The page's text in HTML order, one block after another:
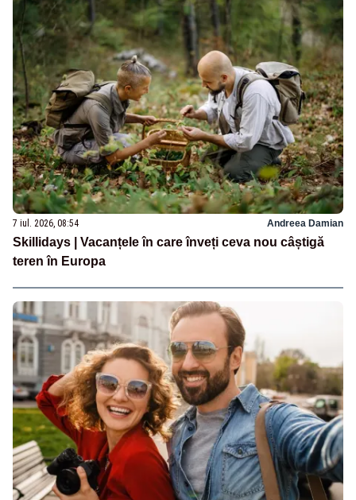
7 iul. 2026, 08:54 Andreea Damian
Skillidays | Vacanțele în care înveți ceva nou câștigă
teren în Europa